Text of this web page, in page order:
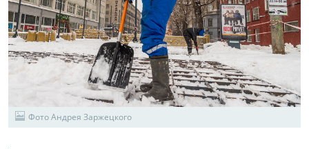
Фото Андрея Заржецкого